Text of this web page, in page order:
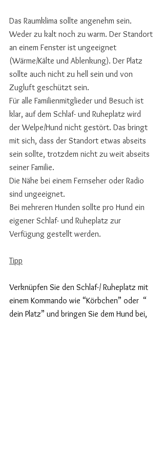
Das Raumklima sollte angenehm sein.
Weder zu kalt noch zu warm. Der Standort
an einem Fenster ist ungeeignet
(Wärme/Kälte und Ablenkung). Der Platz
sollte auch nicht zu hell sein und von
Zugluft geschützt sein.
Für alle Familienmitglieder und Besuch ist
klar, auf dem Schlaf- und Ruheplatz wird
der Welpe/Hund nicht gestört. Das bringt
mit sich, dass der Standort etwas abseits
sein sollte, trotzdem nicht zu weit abseits
seiner Familie.
Die Nähe bei einem Fernseher oder Radio
sind ungeeignet.
Bei mehreren Hunden sollte pro Hund ein
eigener Schlaf- und Ruheplatz zur
Verfügung gestellt werden.
Tipp
Verknüpfen Sie den Schlaf-/ Ruheplatz mit
einem Kommando wie “Körbchen” oder “
dein Platz” und bringen Sie dem Hund bei,